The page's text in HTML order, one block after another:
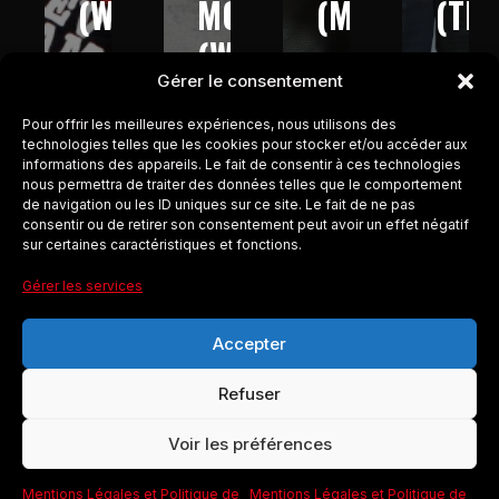
Gérer le consentement
Pour offrir les meilleures expériences, nous utilisons des
technologies telles que les cookies pour stocker et/ou accéder aux
informations des appareils. Le fait de consentir à ces technologies
nous permettra de traiter des données telles que le comportement
de navigation ou les ID uniques sur ce site. Le fait de ne pas
consentir ou de retirer son consentement peut avoir un effet négatif
sur certaines caractéristiques et fonctions.
Gérer les services
Accepter
Refuser
Voir les préférences
Mentions Légales et Politique de Mentions Légales et Politique de
(W9
–
2013)
MONDE
(W9-
2016)
(M6
–
2017)
–
COLBYCO